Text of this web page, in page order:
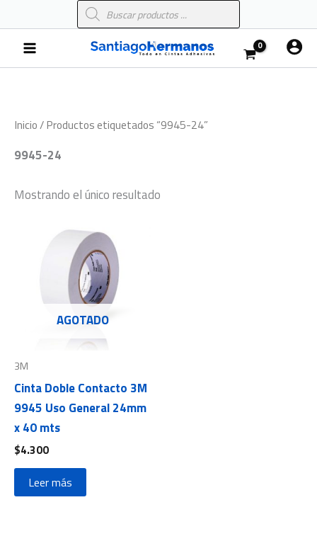
al
contenido
Búsqueda
de
Main
Menu
Inicio/ Productos etiquetados “9945-24”
9945-24
Mostrando el único resultado
AGOTADO
3M
Cinta Doble Contacto 3M
9945 Uso General 24mm
x 40 mts
$4.300
Leer más